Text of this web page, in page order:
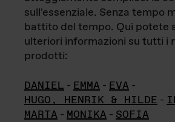
sull'essenziale. Senza tempo
battito del tempo. Qui potete
ulteriori informazioni su tutti i
prodotti:
DANIEL - EMMA - EVA -
HUGO, HENRIK & HILDE -
MARTA - MONIKA - SOFIA